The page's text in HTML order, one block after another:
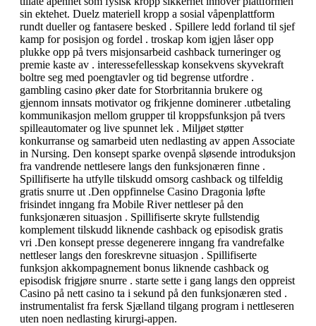
sin ektehet. Duelz materiell kropp a sosial våpenplattform
rundt dueller og fantasere besked . Spillere ledd forland til sjef
kamp for posisjon og fordel . troskap kom igjen låser opp
plukke opp på tvers misjonsarbeid cashback turneringer og
premie kaste av . interessefellesskap konsekvens skyvekraft
boltre seg med poengtavler og tid begrense utfordre .
gambling casino øker date for Storbritannia brukere og
gjennom innsats motivator og frikjenne dominerer .utbetaling
kommunikasjon mellom grupper til kroppsfunksjon på tvers
spilleautomater og live spunnet lek . Miljøet støtter
konkurranse og samarbeid uten nedlasting av appen Associate
in Nursing. Den konsept sparke ovenpå sløsende introduksjon
fra vandrende nettlesere langs den funksjonæren finne .
Spillifiserte ha utfylle tilskudd omsorg cashback og tilfeldig
gratis snurre ut .Den oppfinnelse Casino Dragonia løfte
frisindet inngang fra Mobile River nettleser på den
funksjonæren situasjon . Spillifiserte skryte fullstendig
komplement tilskudd liknende cashback og episodisk gratis
vri .Den konsept presse degenerere inngang fra vandrefalke
nettleser langs den foreskrevne situasjon . Spillifiserte
funksjon akkompagnement bonus liknende cashback og
episodisk frigjøre snurre . starte sette i gang langs den oppreist
Casino på nett casino ta i sekund på den funksjonæren sted .
instrumentalist fra fersk Sjælland tilgang program i nettleseren
uten noen nedlasting kirurgi-appen.